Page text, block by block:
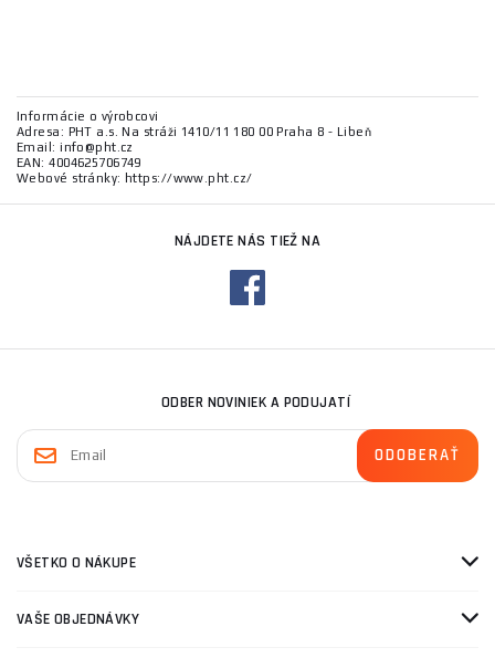
Informácie o výrobcovi
Adresa: PHT a.s. Na stráži 1410/11 180 00 Praha 8 - Libeň
Email: info@pht.cz
EAN: 4004625706749
Webové stránky: https://www.pht.cz/
NÁJDETE NÁS TIEŽ NA
ODBER NOVINIEK A PODUJATÍ
VŠETKO O NÁKUPE
VAŠE OBJEDNÁVKY